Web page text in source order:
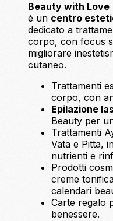
Beauty with Love
è un centro
dedicato a
corpo, con focus
migliorare
cutaneo.
Trattamenti
corpo, con
Epilazione
Beauty per
Trattamenti
Vata e Pitta,
nutrienti e
Prodotti
creme
calendari
Carte regalo
benessere.